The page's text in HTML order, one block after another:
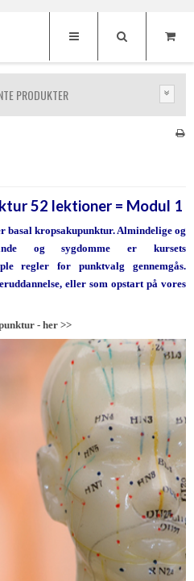
PRODUKTER
52 lektioner = Modul 1
basal kropsakupunktur. Almindelige og
og sygdomme er kursets
regler for punktvalg gennemgås.
eller som opstart på vores
- her >>